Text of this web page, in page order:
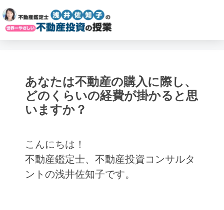
あなたは不動産の購入に際し、
どのくらいの経費が掛かると思
いますか？
こんにちは！
不動産鑑定士、不動産投資コンサルタ
ントの浅井佐知子です。